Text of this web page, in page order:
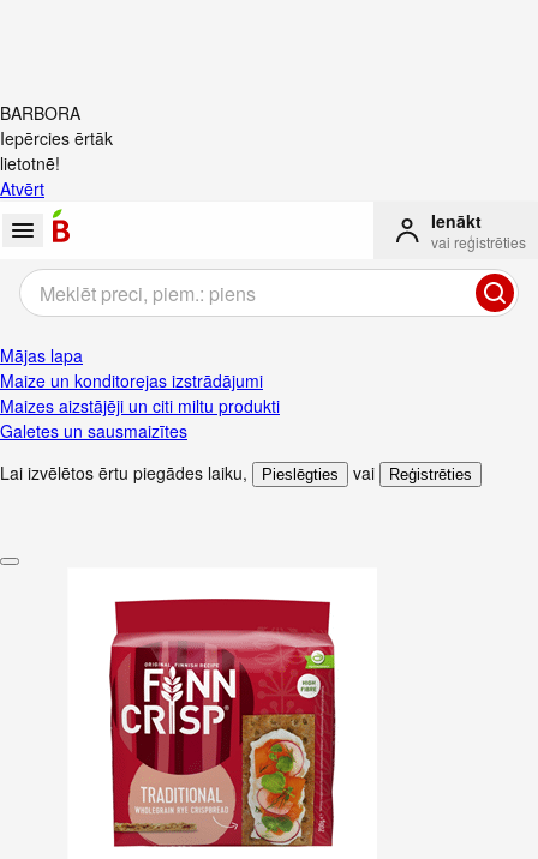
BARBORA
Iepērcies ērtāk
lietotnē!
Atvērt
Ienākt
vai reģistrēties
Mājas lapa
Maize un konditorejas izstrādājumi
Maizes aizstājēji un citi miltu produkti
Galetes un sausmaizītes
Lai izvēlētos ērtu piegādes laiku, Pieslēgties vai Reģistrēties